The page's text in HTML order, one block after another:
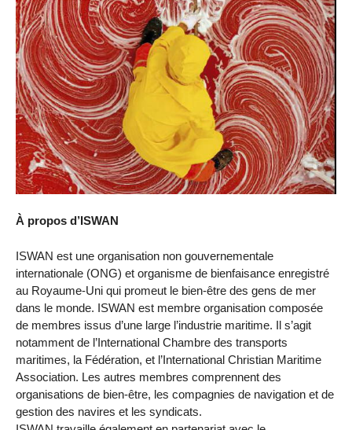
À propos d’ISWAN
ISWAN est une organisation non gouvernementale
internationale (ONG) et organisme de bienfaisance enregistré
au Royaume-Uni qui promeut le bien-être des gens de mer
dans le monde. ISWAN est membre organisation composée
de membres issus d’une large l’industrie maritime. Il s’agit
notamment de l’International Chambre des transports
maritimes, la Fédération, et l’International Christian Maritime
Association. Les autres membres comprennent des
organisations de bien-être, les compagnies de navigation et de
gestion des navires et les syndicats.